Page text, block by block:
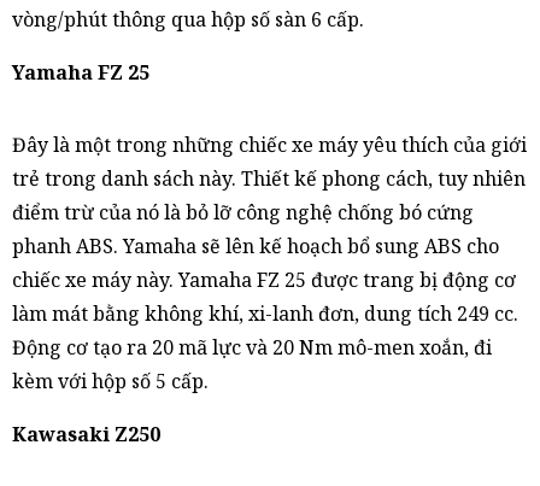
vòng/phút thông qua hộp số sàn 6 cấp.
Yamaha FZ 25
Đây là một trong những chiếc xe máy yêu thích của giới
trẻ trong danh sách này. Thiết kế phong cách, tuy nhiên
điểm trừ của nó là bỏ lỡ công nghệ chống bó cứng
phanh ABS. Yamaha sẽ lên kế hoạch bổ sung ABS cho
chiếc xe máy này. Yamaha FZ 25 được trang bị động cơ
làm mát bằng không khí, xi-lanh đơn, dung tích 249 cc.
Động cơ tạo ra 20 mã lực và 20 Nm mô-men xoắn, đi
kèm với hộp số 5 cấp.
Kawasaki Z250